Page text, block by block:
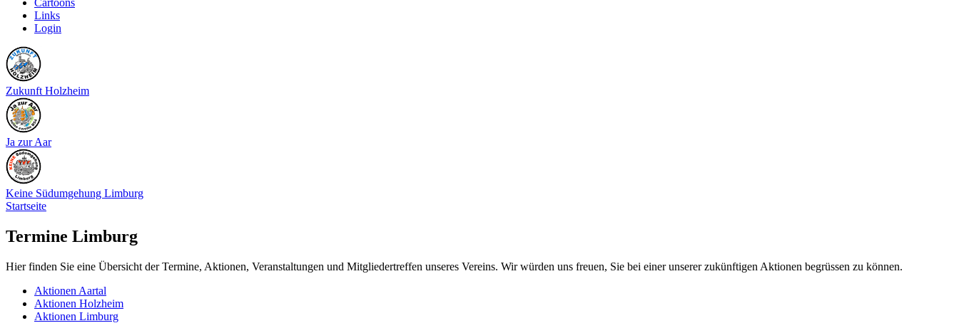
Links
Login
Zukunft Holzheim
Ja zur Aar
Keine Südumgehung Limburg
Startseite
Termine Limburg
Hier finden Sie eine Übersicht der Termine, Aktionen, Veranstaltungen und Mitgliedertreffen unseres Vereins. Wir würden uns freuen, Sie bei einer unserer zukünftigen Aktionen begrüssen zu können.
Aktionen Aartal
Aktionen Holzheim
Aktionen Limburg